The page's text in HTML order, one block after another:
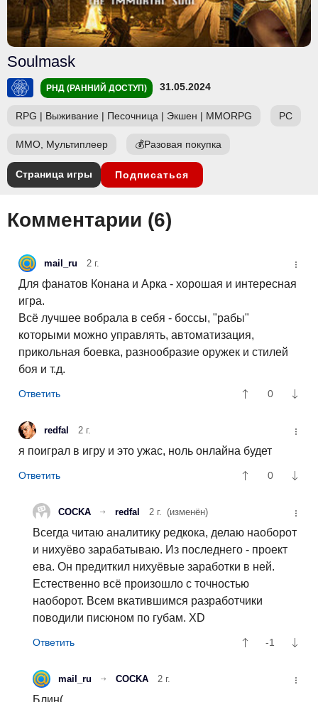
Soulmask
РНД (РАННИЙ ДОСТУП) 31.05.2024
RPG | Выживание | Песочница | Экшен | MMORPG PC
ММО, Мультиплеер 💰Разовая покупка
Страница игры Подписаться
Комментарии (6)
mail_ru 2 г.
Для фанатов Конана и Арка - хорошая и интересная
игра.
Всё лучшее вобрала в себя - боссы, "рабы"
которыми можно управлять, автоматизация,
прикольная боевка, разнообразие оружек и стилей
боя и т.д.
0
redfal 2 г.
я поиграл в игру и это ужас, ноль онлайна будет
0
COCKA redfal 2 г. (изменён)
Всегда читаю аналитику редкока, делаю наоборот
и нихуёво зарабатываю. Из последнего - проект
ева. Он предиткил нихуёвые заработки в ней.
Естественно всё произошло с точностью
наоборот. Всем вкатившимся разработчики
поводили писюном по губам. XD
-1
mail_ru COCKA 2 г.
Блин(